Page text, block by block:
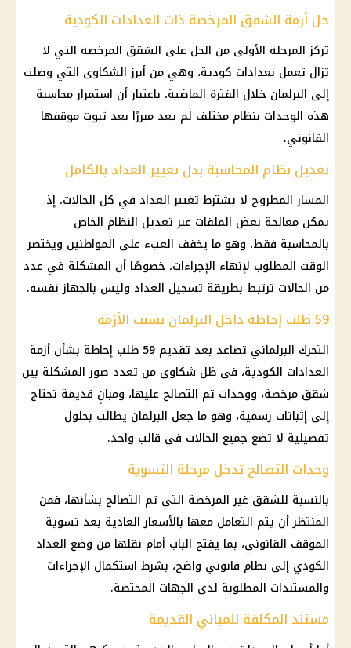
حل أزمة الشقق المرخصة ذات العدادات الكودية
تركز المرحلة الأولى من الحل على الشقق المرخصة التي لا
تزال تعمل بعدادات كودية، وهي من أبرز الشكاوى التي وصلت
إلى البرلمان خلال الفترة الماضية، باعتبار أن استمرار محاسبة
هذه الوحدات بنظام مختلف لم يعد مبررًا بعد ثبوت موقفها
القانوني.
تعديل نظام المحاسبة بدل تغيير العداد بالكامل
المسار المطروح لا يشترط تغيير العداد في كل الحالات، إذ
يمكن معالجة بعض الملفات عبر تعديل النظام الخاص
بالمحاسبة فقط، وهو ما يخفف العبء على المواطنين ويختصر
الوقت المطلوب لإنهاء الإجراءات، خصوصًا أن المشكلة في عدد
من الحالات ترتبط بطريقة تسجيل العداد وليس بالجهاز نفسه.
59 طلب إحاطة داخل البرلمان بسبب الأزمة
التحرك البرلماني تصاعد بعد تقديم 59 طلب إحاطة بشأن
أزمة
العدادات الكودية، في ظل شكاوى من تعدد صور المشكلة بين
شقق مرخصة، ووحدات تم التصالح عليها، ومبانٍ قديمة تحتاج
إلى إثباتات رسمية، وهو ما جعل البرلمان يطالب بحلول
تفصيلية لا تضع جميع الحالات في قالب واحد.
وحدات التصالح تدخل مرحلة التسوية
بالنسبة للشقق غير المرخصة التي تم التصالح بشأنها، فمن
المنتظر أن يتم التعامل معها بالأسعار العادية بعد تسوية
الموقف القانوني، بما يفتح الباب أمام نقلها من وضع العداد
الكودي إلى نظام قانوني واضح، بشرط استكمال الإجراءات
والمستندات المطلوبة لدى الجهات المختصة.
مستند المكلفة للمباني القديمة